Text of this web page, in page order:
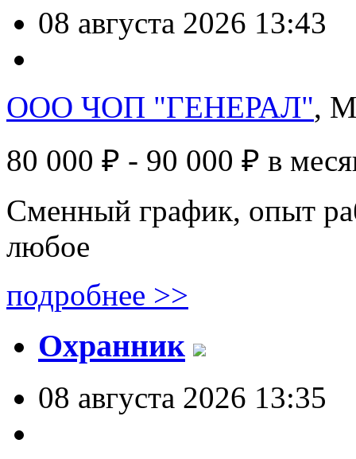
08 августа 2026 13:43
ООО ЧОП "ГЕНЕРАЛ",
80 000 ₽ - 90 000 ₽ в
Сменный график, опыт
любое
подробнее >>
Охранник
08 августа 2026 13:35